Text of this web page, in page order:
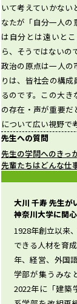
いて考えていかな
なたが「自分一人
は自分とは遠いと
ら、そうではないの
政治の原点は一人の
りは、皆社会の構
るのです。この大き
の存在・声が重要
について広い視野で
先生への質問
先生の学問へのきっ
先輩たちはどんな仕
大川 千寿 先生が
神奈川大学に関
1928年創立以来
できる人材を育
年、経営、外国
学部が集うみな
2022年に「建築